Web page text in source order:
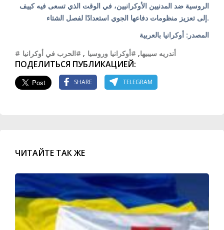
الروسية ضد المدنيين الأوكرانيين، في الوقت الذي تسعى فيه كييف
إلى تعزيز منظومات دفاعها الجوي استعدادًا لفصل الشتاء.
المصدر: أوكرانيا بالعربية
#أندريه سيبيها, #أوكرانيا وروسيا , #الحرب في أوكرانيا
ПОДЕЛИТЬСЯ ПУБЛИКАЦИЕЙ:
SHARE TELEGRAM
ЧИТАЙТЕ ТАК ЖЕ